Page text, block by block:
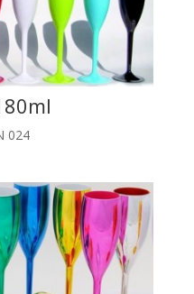
024